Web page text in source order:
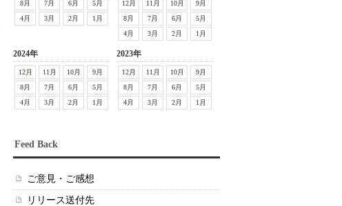
8月 7月 6月
5月
4月
3月 2月 1月
12月 11月 10月
9月
8月
7月 6月
5月
4月
3月 2月 1月
2024年
12月 11月 10月
9月
8月
7月 6月
5月
4月
3月 2月 1月
2023年
12月 11月 10月
9月
8月
7月 6月
5月
4月
3月 2月 1月
Feed Back
ご意見・ご感想
リリース送付先